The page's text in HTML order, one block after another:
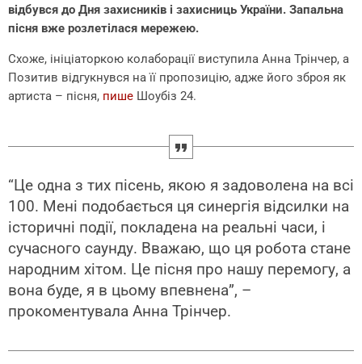
відбувся до Дня захисників і захисниць України. Запальна
пісня вже розлетілася мережею.
Схоже, ініціаторкою колаборації виступила Анна Трінчер, а
Позитив відгукнувся на її пропозицію, адже його зброя як
артиста – пісня, пише Шоубіз 24.
“Це одна з тих пісень, якою я задоволена на всі
100. Мені подобається ця синергія відсилки на
історичні події, покладена на реальні часи, і
сучасного саунду. Вважаю, що ця робота стане
народним хітом. Це пісня про нашу перемогу, а
вона буде, я в цьому впевнена”, –
прокоментувала Анна Трінчер.